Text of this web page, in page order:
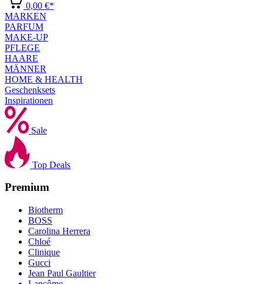
0,00 €*
MARKEN
PARFUM
MAKE-UP
PFLEGE
HAARE
MÄNNER
HOME & HEALTH
Geschenksets
Inspirationen
Sale
Top Deals
Premium
Biotherm
BOSS
Carolina Herrera
Chloé
Clinique
Gucci
Jean Paul Gaultier